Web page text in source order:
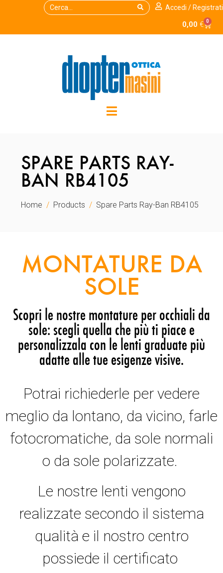
Accedi / Registrati
0,00 € 0
SPARE PARTS RAY-
BAN RB4105
Home Products Spare Parts Ray-Ban RB4105
MONTATURE DA
SOLE
Scopri le nostre montature per occhiali da
sole: scegli quella che più ti piace e
personalizzala con le lenti graduate più
adatte alle tue esigenze visive.
Potrai richiederle per vedere
meglio da lontano, da vicino, farle
fotocromatiche, da sole normali
o da sole polarizzate.
Le nostre lenti vengono
realizzate secondo il sistema
qualità e il nostro centro
possiede il certificato